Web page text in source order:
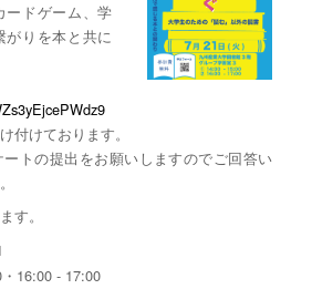
ードゲーム、学
がりを本と共に
付けております。
トの提出をお願いしますのでご回答い
す。
16:00 - 17:00